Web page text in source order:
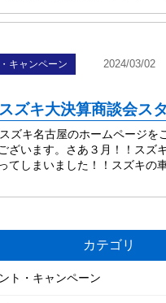
キャンペーン 2024/03/02
ズキ大決算商談会ス
ズキ名古屋のホームページを
ざいます。さあ３月！！スズ
てしまいました！！スズキの
カテゴリ
ト・キャンペーン